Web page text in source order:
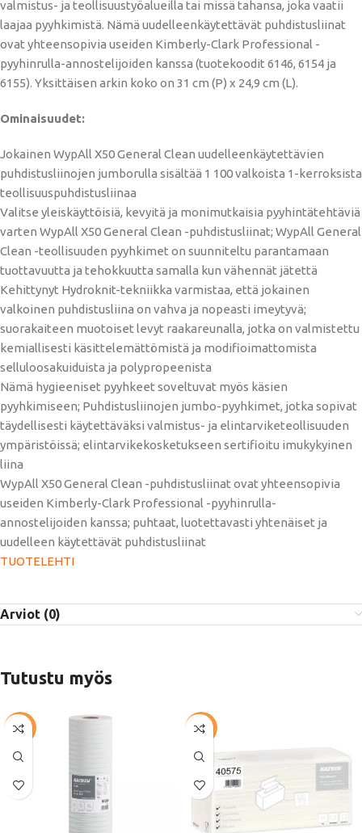
valmistus- ja teollisuustyöalueilla tai missä tahansa, joka vaatii
laajaa pyyhkimistä. Nämä uudelleenkäytettävät puhdistusliinat
ovat yhteensopivia useiden Kimberly-Clark Professional -
pyyhinrulla-annostelijoiden kanssa (tuotekoodit 6146, 6154 ja
6155). Yksittäisen arkin koko on 31 cm (P) x 24,9 cm (L).
Ominaisuudet:
Jokainen WypAll X50 General Clean uudelleenkäytettävien
puhdistusliinojen jumborulla sisältää 1 100 valkoista 1-kerroksista
teollisuuspuhdistusliinaa
Valitse yleiskäyttöisiä, kevyitä ja monimutkaisia ​​pyyhintätehtäviä
varten WypAll X50 General Clean -puhdistusliinat; WypAll General
Clean -teollisuuden pyyhkimet on suunniteltu parantamaan
tuottavuutta ja tehokkuutta samalla kun vähennät jätettä
Kehittynyt Hydroknit-tekniikka varmistaa, että jokainen
valkoinen puhdistusliina on vahva ja nopeasti imeytyvä;
suorakaiteen muotoiset levyt raakareunalla, jotka on valmistettu
kemiallisesti käsittelemättömistä ja modifioimattomista
selluloosakuiduista ja polypropeenista
Nämä hygieeniset pyyhkeet soveltuvat myös käsien
pyyhkimiseen; Puhdistusliinojen jumbo-pyyhkimet, jotka sopivat
täydellisesti käytettäväksi valmistus- ja elintarviketeollisuuden
ympäristöissä; elintarvikekosketukseen sertifioitu imukykyinen
liina
WypAll X50 General Clean -puhdistusliinat ovat yhteensopivia
useiden Kimberly-Clark Professional -pyyhinrulla-
annostelijoiden kanssa; puhtaat, luotettavasti yhtenäiset ja
uudelleen käytettävät puhdistusliinat
TUOTELEHTI
Arviot (0)
Tutustu myös
-48% -21%